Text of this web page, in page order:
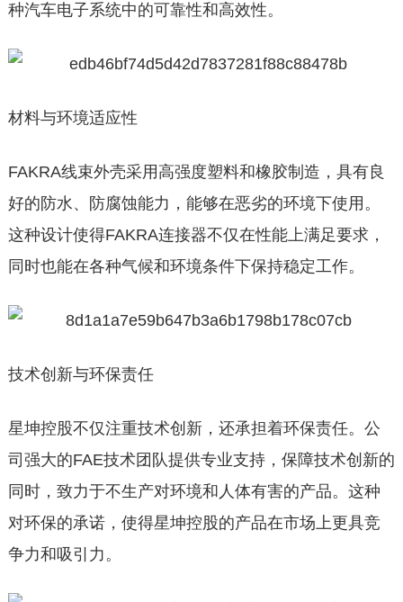
种汽车电子系统中的可靠性和高效性。
材料与环境适应性
FAKRA线束外壳采用高强度塑料和橡胶制造，具有良
好的防水、防腐蚀能力，能够在恶劣的环境下使用。
这种设计使得FAKRA连接器不仅在性能上满足要求，
同时也能在各种气候和环境条件下保持稳定工作。
技术创新与环保责任
星坤控股不仅注重技术创新，还承担着环保责任。公
司强大的FAE技术团队提供专业支持，保障技术创新的
同时，致力于不生产对环境和人体有害的产品。这种
对环保的承诺，使得星坤控股的产品在市场上更具竞
争力和吸引力。